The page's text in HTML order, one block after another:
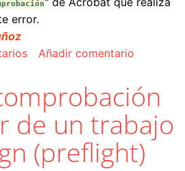
error.
cambiar elementos en color
Añadir comentario
de un trabajo
(preflight)